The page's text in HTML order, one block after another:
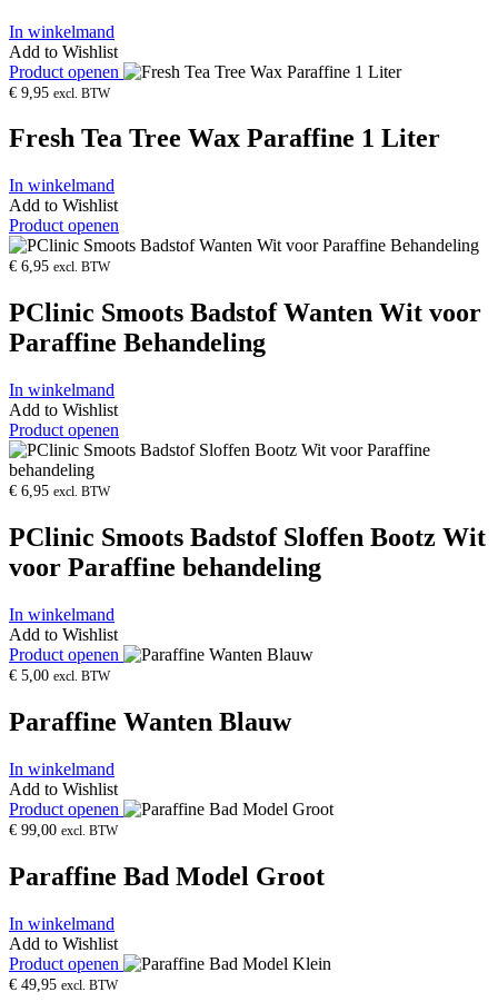
In winkelmand
Add to Wishlist
Product openen
€ 9,95 excl. BTW
Fresh Tea Tree Wax Paraffine 1 Liter
In winkelmand
Add to Wishlist
Product openen
€ 6,95 excl. BTW
PClinic Smoots Badstof Wanten Wit voor
Paraffine Behandeling
In winkelmand
Add to Wishlist
Product openen
€ 6,95 excl. BTW
PClinic Smoots Badstof Sloffen Bootz Wit
voor Paraffine behandeling
In winkelmand
Add to Wishlist
Product openen
€ 5,00 excl. BTW
Paraffine Wanten Blauw
In winkelmand
Add to Wishlist
Product openen
€ 99,00 excl. BTW
Paraffine Bad Model Groot
In winkelmand
Add to Wishlist
Product openen
€ 49,95 excl. BTW